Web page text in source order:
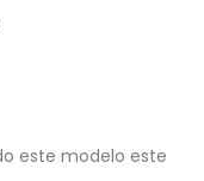
este modelo este